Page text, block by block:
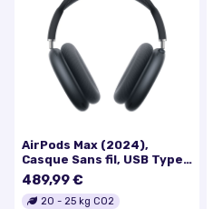
AirPods Max (2024),
Casque Sans fil, USB Type-
C Bluetooth, Minuit -
Excellent état
489,99 €
20 - 25 kg CO2